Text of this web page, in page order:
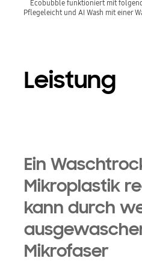
Ecobubble funktioniert mit
Pflegeleicht und AI Wash mit einer
Leistung
Ein
Mikroplastik
kann durch
Mikrofaser